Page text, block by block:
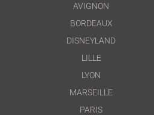
AVIGNON
BORDEAUX
DISNEYLAND
LILLE
LYON
MARSEILLE
PARIS